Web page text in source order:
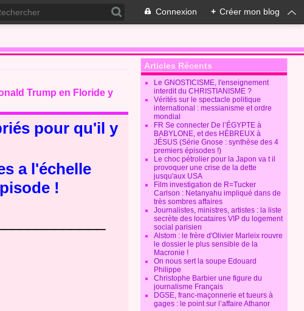
Connexion + Créer mon blog
Trump en Floride y
pour qu'il y
a l'échelle
!
Articles Récents
Le GNOSTICISME, l'enseignement
interdit du CHRISTIANISME ?
Vérités sur le spectacle politique
international : messianisme et ordre
mondial
FR Se connecter De l’ÉGYPTE à
BABYLONE, et des HÉBREUX à
JÉSUS (Série Gnose : synthèse des 4
premiers épisodes !)
Le choc pétrolier pour la Japon va t il
provoquer une crise de la dette
jusqu'aux USA
Film investigation de R=Tucker
Carlson : Netanyahu impliqué dans de
très sombres affaires
Journalistes, ministres, artistes : la liste
secrète des locataires VIP du logement
social parisien
Alstom : le frère d'Olivier Marleix rouvre
le dossier le plus sensible de la
Macronie !
On nous sert la soupe Edouard
Philippe
Christophe Barbier une figure du
journalisme Français
DGSE, franc-maçonnerie et tueurs à
gages : le point sur l’affaire Athanor